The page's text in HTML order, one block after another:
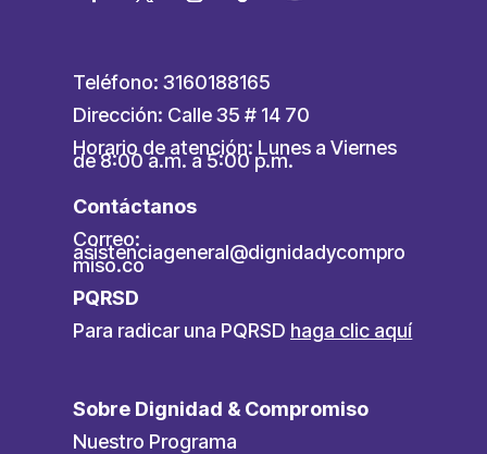
Teléfono: 3160188165
Dirección: Calle 35 # 14 70
Horario de atención: Lunes a Viernes
de 8:00 a.m. a 5:00 p.m.
Contáctanos
Correo:
asistenciageneral@dignidadycompro
miso.co
PQRSD
Para radicar una PQRSD haga clic aquí
Sobre Dignidad & Compromiso
Nuestro Programa